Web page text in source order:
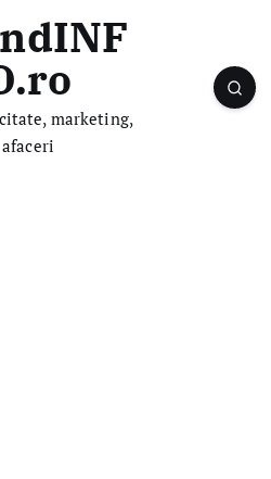
marketing,
afaceri